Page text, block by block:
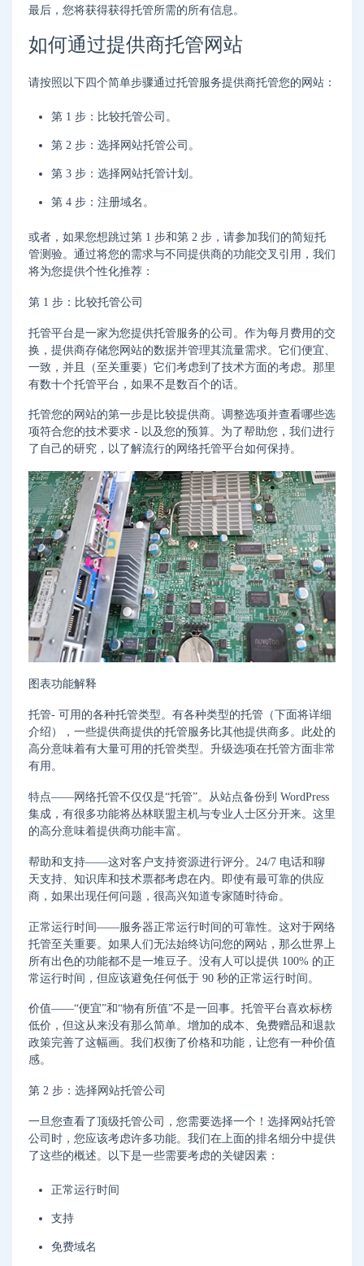
最后，您将获得获得托管所需的所有信息。
如何通过提供商托管网站
请按照以下四个简单步骤通过托管服务提供商托管您的网站：
第 1 步：比较托管公司。
第 2 步：选择网站托管公司。
第 3 步：选择网站托管计划。
第 4 步：注册域名。
或者，如果您想跳过第 1 步和第 2 步，请参加我们的简短托
管测验。通过将您的需求与不同提供商的功能交叉引用，我们
将为您提供个性化推荐：
第 1 步：比较托管公司
托管平台是一家为您提供托管服务的公司。作为每月费用的交
换，提供商存储您网站的数据并管理其流量需求。它们便宜、
一致，并且（至关重要）它们考虑到了技术方面的考虑。那里
有数十个托管平台，如果不是数百个的话。
托管您的网站的第一步是比较提供商。调整选项并查看哪些选
项符合您的技术要求 - 以及您的预算。为了帮助您，我们进行
了自己的研究，以了解流行的网络托管平台如何保持。
图表功能解释
托管- 可用的各种托管类型。有各种类型的托管（下面将详细
介绍），一些提供商提供的托管服务比其他提供商多。此处的
高分意味着有大量可用的托管类型。升级选项在托管方面非常
有用。
特点——网络托管不仅仅是“托管”。从站点备份到 WordPress
集成，有很多功能将丛林联盟主机与专业人士区分开来。这里
的高分意味着提供商功能丰富。
帮助和支持——这对客户支持资源进行评分。24/7 电话和聊
天支持、知识库和技术票都考虑在内。即使有最可靠的供应
商，如果出现任何问题，很高兴知道专家随时待命。
正常运行时间——服务器正常运行时间的可靠性。这对于网络
托管至关重要。如果人们无法始终访问您的网站，那么世界上
所有出色的功能都不是一堆豆子。没有人可以提供 100% 的正
常运行时间，但应该避免任何低于 90 秒的正常运行时间。
价值——“便宜”和“物有所值”不是一回事。托管平台喜欢标榜
低价，但这从来没有那么简单。增加的成本、免费赠品和退款
政策完善了这幅画。我们权衡了价格和功能，让您有一种价值
感。
第 2 步：选择网站托管公司
一旦您查看了顶级托管公司，您需要选择一个！选择网站托管
公司时，您应该考虑许多功能。我们在上面的排名细分中提供
了这些的概述。以下是一些需要考虑的关键因素：
正常运行时间
支持
免费域名